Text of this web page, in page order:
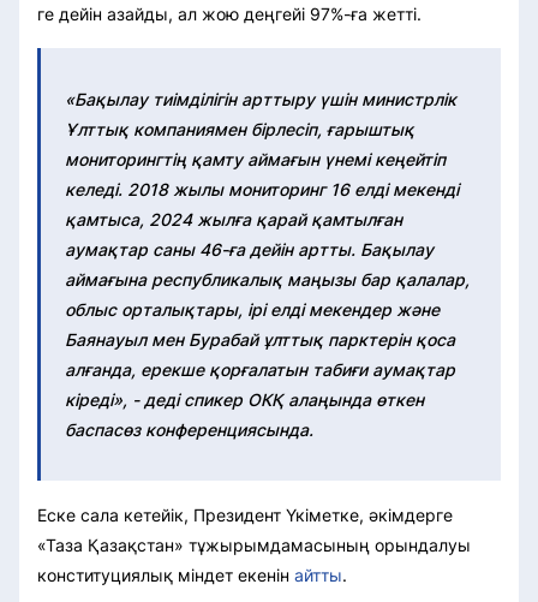
ге дейін азайды, ал жою деңгейі 97%-ға жетті.
«Бақылау тиімділігін арттыру үшін министрлік
Ұлттық компаниямен бірлесіп, ғарыштық
мониторингтің қамту аймағын үнемі кеңейтіп
келеді. 2018 жылы мониторинг 16 елді мекенді
қамтыса, 2024 жылға қарай қамтылған
аумақтар саны 46-ға дейін артты. Бақылау
аймағына республикалық маңызы бар қалалар,
облыс орталықтары, ірі елді мекендер және
Баянауыл мен Бурабай ұлттық парктерін қоса
алғанда, ерекше қорғалатын табиғи аумақтар
кіреді», - деді спикер ОКҚ алаңында өткен
баспасөз конференциясында.
Еске сала кетейік, Президент Үкіметке, әкімдерге
«Таза Қазақстан» тұжырымдамасының орындалуы
конституциялық міндет екенін айтты.